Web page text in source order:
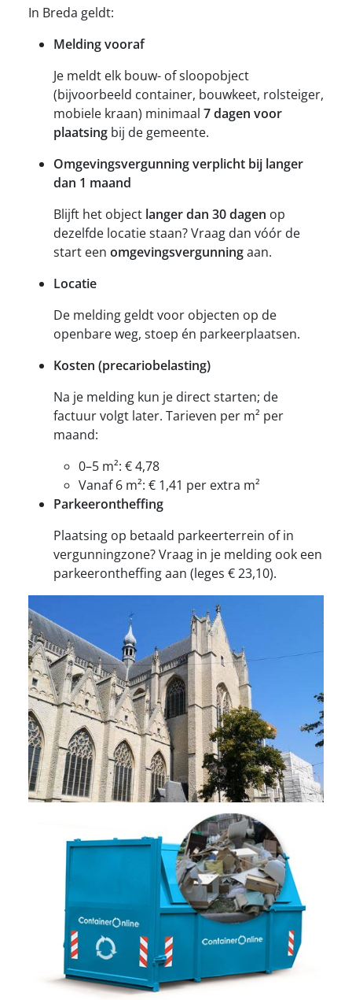
In Breda geldt:
Melding vooraf
Je meldt elk bouw- of sloopobject
(bijvoorbeeld container, bouwkeet, rolsteiger,
mobiele kraan) minimaal 7 dagen voor
plaatsing bij de gemeente.
Omgevingsvergunning verplicht bij langer
dan 1 maand
Blijft het object langer dan 30 dagen op
dezelfde locatie staan? Vraag dan vóór de
start een omgevingsvergunningaan.
Locatie
De melding geldt voor objecten op de
openbare weg, stoep én parkeerplaatsen.
Kosten (precariobelasting)
Na je melding kun je direct starten; de
factuur volgt later. Tarieven per m² per
maand:
0–5 m²: € 4,78
Vanaf 6 m²: € 1,41 per extra m²
Parkeerontheffing
Plaatsing op betaald parkeerterrein of in
vergunningzone? Vraag in je melding ook een
parkeerontheffing aan (leges € 23,10).